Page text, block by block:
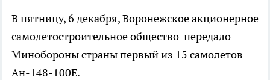
В пятницу, 6 декабря, Воронежское акционерное
самолетостроительное общество передало
Минобороны страны первый из 15 самолетов
Ан-148-100Е.